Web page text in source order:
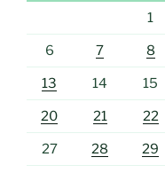
1
6 7 8
13 14 15
20 21 22
27 28 29